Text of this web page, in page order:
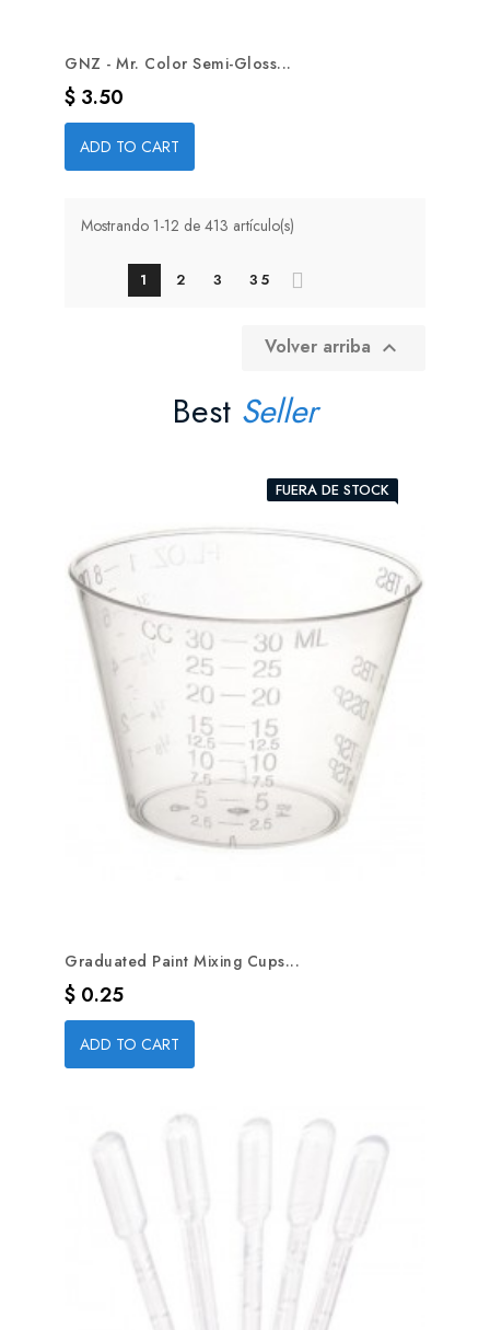
GNZ - Mr. Color Semi-Gloss...
Precio
$ 3.50
ADD TO CART
Mostrando 1-12 de 413 artículo(s)
1 2 3 35
Volver arriba 
Best Seller
FUERA DE STOCK
Graduated Paint Mixing Cups...
Precio
$ 0.25
ADD TO CART